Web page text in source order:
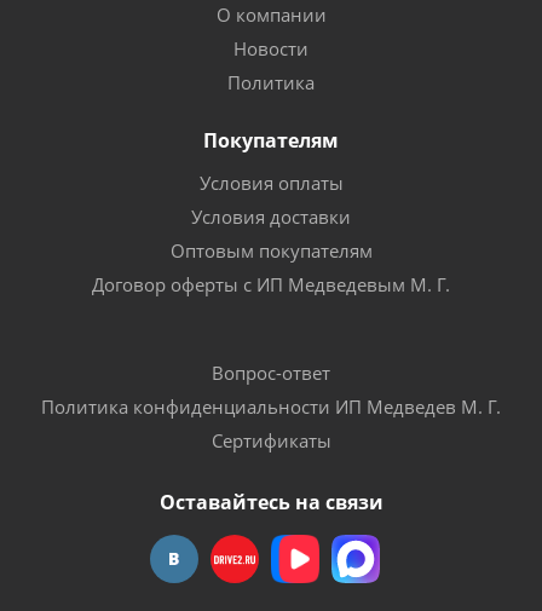
О компании
Новости
Политика
Покупателям
Условия оплаты
Условия доставки
Оптовым покупателям
Договор оферты с ИП Медведевым М. Г.
Вопрос-ответ
Политика конфиденциальности ИП Медведев М. Г.
Сертификаты
Оставайтесь на связи